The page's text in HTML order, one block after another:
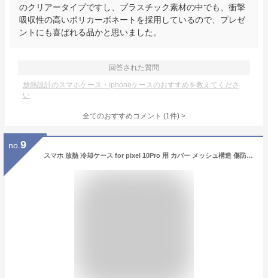
のクリアータイプですし、プラスチック素材の中でも、衝撃
吸収性の高いポリカーボネートを採用しているので、プレゼ
ントにも喜ばれる品かと思いました。
回答された質問
放熱設計のスマホケース・iphoneケースのおすすめを教えてくださ
い
全てのおすすめコメント (1件) >
no. 9
スマホ 放熱 冷却ケース for pixel 10Pro 用 カバー メッシュ構造 傷防止 magsafe対応 スタンド付き 縦横両対応 傷防止 薄型 通気性 熱放散 衝撃吸収 グーグルピクセル10Pro 用 ケース ワイヤレス充電対応 耐衝撃 滑り止め 大人 女子 防塵